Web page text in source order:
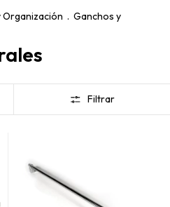
Organización . Ganchos y
Filtrar